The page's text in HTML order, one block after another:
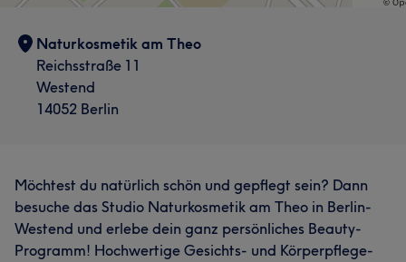
Naturkosmetik am Theo
Reichsstraße 11
Westend
14052 Berlin
Möchtest du natürlich schön und gepflegt sein? Dann
besuche das Studio Naturkosmetik am Theo in Berlin-
Westend und erlebe dein ganz persönliches Beauty-
Programm! Hochwertige Gesichts- und Körperpflege-